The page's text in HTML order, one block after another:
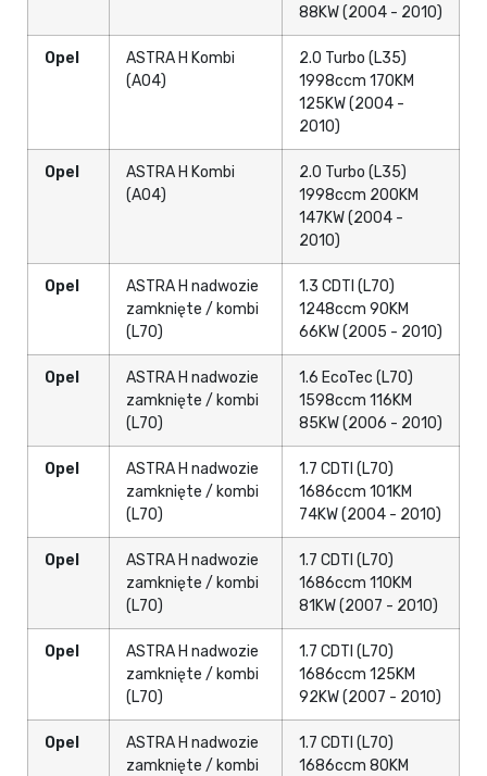
88KW (2004 - 2010)
Opel
ASTRA H Kombi
(A04)
2.0 Turbo (L35)
1998ccm 170KM
125KW (2004 -
2010)
Opel
ASTRA H Kombi
(A04)
2.0 Turbo (L35)
1998ccm 200KM
147KW (2004 -
2010)
Opel
ASTRA H nadwozie
zamknięte / kombi
(L70)
1.3 CDTI (L70)
1248ccm 90KM
66KW (2005 - 2010)
Opel
ASTRA H nadwozie
zamknięte / kombi
(L70)
1.6 EcoTec (L70)
1598ccm 116KM
85KW (2006 - 2010)
Opel
ASTRA H nadwozie
zamknięte / kombi
(L70)
1.7 CDTI (L70)
1686ccm 101KM
74KW (2004 - 2010)
Opel
ASTRA H nadwozie
zamknięte / kombi
(L70)
1.7 CDTI (L70)
1686ccm 110KM
81KW (2007 - 2010)
Opel
ASTRA H nadwozie
zamknięte / kombi
(L70)
1.7 CDTI (L70)
1686ccm 125KM
92KW (2007 - 2010)
Opel
ASTRA H nadwozie
zamknięte / kombi
1.7 CDTI (L70)
1686ccm 80KM